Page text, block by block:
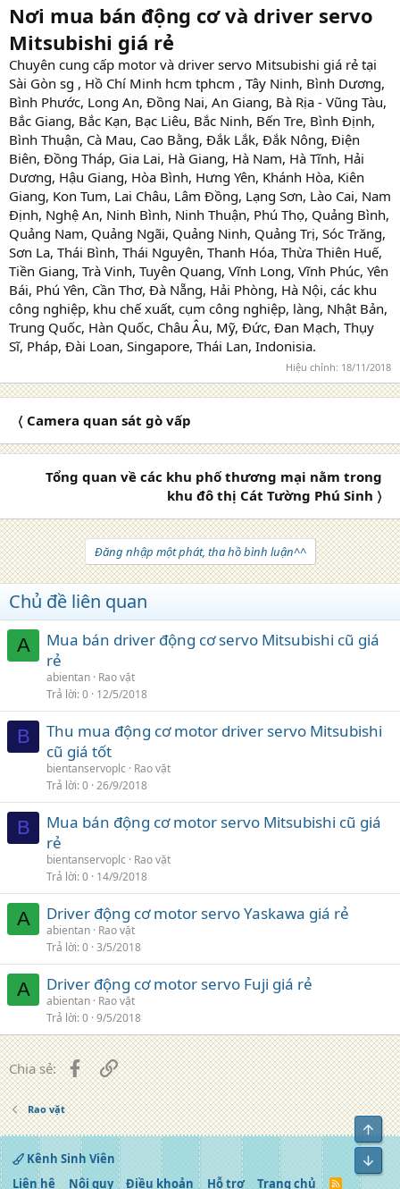
Nơi mua bán động cơ và driver servo
Mitsubishi giá rẻ
Chuyên cung cấp motor và driver servo Mitsubishi giá rẻ tại
Sài Gòn sg , Hồ Chí Minh hcm tphcm , Tây Ninh, Bình Dương,
Bình Phước, Long An, Đồng Nai, An Giang, Bà Rịa - Vũng Tàu,
Bắc Giang, Bắc Kạn, Bạc Liêu, Bắc Ninh, Bến Tre, Bình Định,
Bình Thuận, Cà Mau, Cao Bằng, Đắk Lắk, Đắk Nông, Điện
Biên, Đồng Tháp, Gia Lai, Hà Giang, Hà Nam, Hà Tĩnh, Hải
Dương, Hậu Giang, Hòa Bình, Hưng Yên, Khánh Hòa, Kiên
Giang, Kon Tum, Lai Châu, Lâm Đồng, Lạng Sơn, Lào Cai, Nam
Định, Nghệ An, Ninh Bình, Ninh Thuận, Phú Thọ, Quảng Bình,
Quảng Nam, Quảng Ngãi, Quảng Ninh, Quảng Trị, Sóc Trăng,
Sơn La, Thái Bình, Thái Nguyên, Thanh Hóa, Thừa Thiên Huế,
Tiền Giang, Trà Vinh, Tuyên Quang, Vĩnh Long, Vĩnh Phúc, Yên
Bái, Phú Yên, Cần Thơ, Đà Nẵng, Hải Phòng, Hà Nội, các khu
công nghiệp, khu chế xuất, cụm công nghiệp, làng, Nhật Bản,
Trung Quốc, Hàn Quốc, Châu Âu, Mỹ, Đức, Đan Mạch, Thụy
Sĩ, Pháp, Đài Loan, Singapore, Thái Lan, Indonisia.
Hiệu chỉnh: 18/11/2018
〈 Camera quan sát gò vấp
Tổng quan về các khu phố thương mại nằm trong
khu đô thị Cát Tường Phú Sinh 〉
Đăng nhập một phát, tha hồ bình luận^^
Chủ đề liên quan
A
Mua bán driver động cơ servo Mitsubishi cũ giá
rẻ
abientan Rao vặt
Trả lời 0 12/5/2018
B
Thu mua động cơ motor driver servo Mitsubishi
cũ giá tốt
bientanservoplc
Rao vặt
Trả lời 0 26/9/2018
B
Mua bán động cơ motor servo Mitsubishi cũ giá
rẻ
bientanservoplc
Rao vặt
Trả lời 0 14/9/2018
A Driver động cơ motor servo Yaskawa giá rẻ
abientan Rao vặt
Trả lời 0 3/5/2018
A Driver động cơ motor servo Fuji giá rẻ
abientan Rao vặt
Trả lời 0 9/5/2018
Chia sẻ: FacebookLiên kết
Rao vặt
Kênh Sinh Viên
Liên hệ
Nội quy Điều khoản Hỗ trợ Trang chủ R
Top